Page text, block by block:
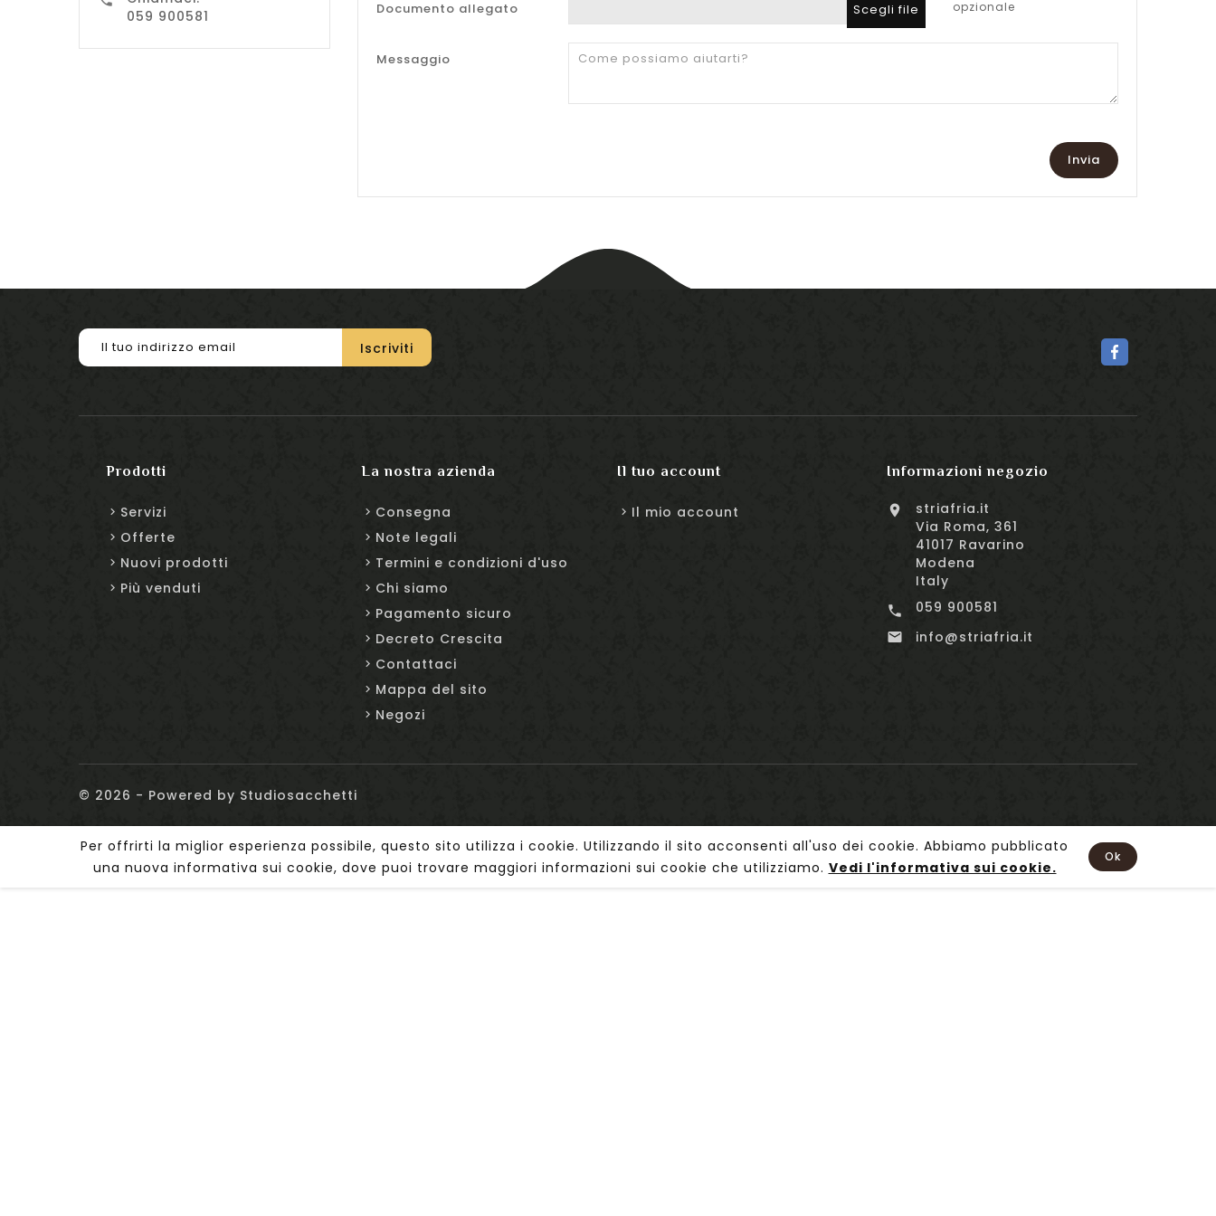
059 900581
Documento allegato Scegli file opzionale
Messaggio
Prodotti
Servizi
Offerte
Nuovi prodotti
Più venduti
La nostra azienda
Consegna
Note legali
Termini e condizioni d'uso
Chi siamo
Pagamento sicuro
Decreto Crescita
Contattaci
Mappa del sito
Negozi
Il tuo account
Il mio account
Informazioni negozio

striafria.it
Via Roma, 361
41017 Ravarino
Modena
Italy
 059 900581
 info@striafria.it
© 2026 - Powered by Studiosacchetti
Per offrirti la miglior esperienza possibile, questo sito utilizza i cookie. Utilizzando il sito acconsenti all'uso dei cookie. Abbiamo pubblicato
una nuova informativa sui cookie, dove puoi trovare maggiori informazioni sui cookie che utilizziamo. Vedi l'informativa sui cookie.
Ok